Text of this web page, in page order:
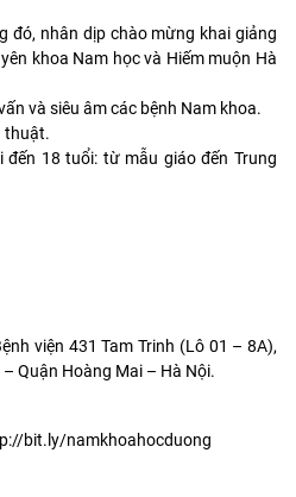
đó, nhân dịp chào mừng khai giảng
khoa Nam học và Hiếm muộn Hà
và siêu âm các bệnh Nam khoa.
thuật.
18 tuổi: từ mẫu giáo đến Trung
viện 431 Tam Trinh (Lô 01 – 8A),
Quận Hoàng Mai – Hà Nội.
bit.ly/namkhoahocduong